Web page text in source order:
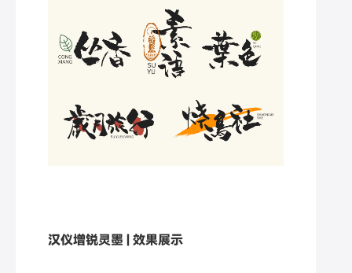
汉仪增锐灵墨 | 效果展示